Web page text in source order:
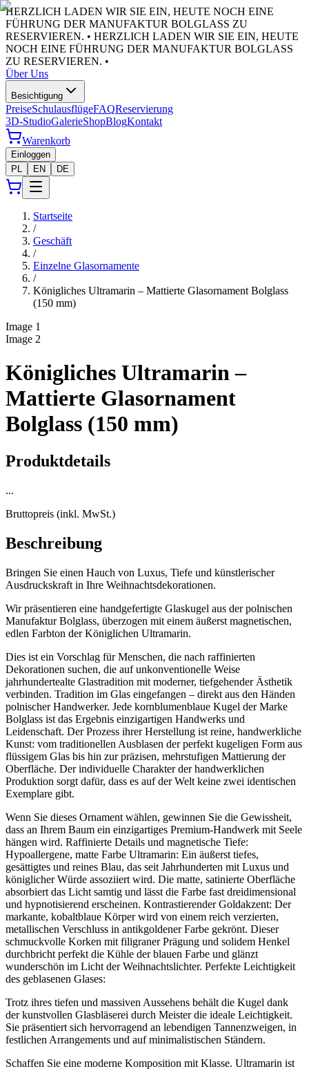
HERZLICH LADEN WIR SIE EIN, HEUTE NOCH EINE
FÜHRUNG DER MANUFAKTUR BOLGLASS ZU
RESERVIEREN. • HERZLICH LADEN WIR SIE EIN, HEUTE
NOCH EINE FÜHRUNG DER MANUFAKTUR BOLGLASS
ZU RESERVIEREN. •
Über Uns
Besichtigung
PreiseSchulausflügeFAQReservierung
3D-StudioGalerieShopBlogKontakt
Warenkorb
Einloggen
PL
EN DE
Startseite
/
Geschäft
/
Einzelne Glasornamente
/
Königliches Ultramarin – Mattierte Glasornament Bolglass
(150 mm)
Image 1
Image 2
Königliches Ultramarin –
Mattierte Glasornament
Bolglass (150 mm)
Produktdetails
...
Bruttopreis (inkl. MwSt.)
Beschreibung
Bringen Sie einen Hauch von Luxus, Tiefe und künstlerischer
Ausdruckskraft in Ihre Weihnachtsdekorationen.
Wir präsentieren eine handgefertigte Glaskugel aus der polnischen
Manufaktur Bolglass, überzogen mit einem äußerst magnetischen,
edlen Farbton der Königlichen Ultramarin.
Dies ist ein Vorschlag für Menschen, die nach raffinierten
Dekorationen suchen, die auf unkonventionelle Weise
jahrhundertealte Glastradition mit moderner, tiefgehender Ästhetik
verbinden. Tradition im Glas eingefangen – direkt aus den Händen
polnischer Handwerker. Jede kornblumenblaue Kugel der Marke
Bolglass ist das Ergebnis einzigartigen Handwerks und
Leidenschaft. Der Prozess ihrer Herstellung ist reine, handwerkliche
Kunst: vom traditionellen Ausblasen der perfekt kugeligen Form aus
flüssigem Glas bis hin zur präzisen, mehrstufigen Mattierung der
Oberfläche. Der individuelle Charakter der handwerklichen
Produktion sorgt dafür, dass es auf der Welt keine zwei identischen
Exemplare gibt.
Wenn Sie dieses Ornament wählen, gewinnen Sie die Gewissheit,
dass an Ihrem Baum ein einzigartiges Premium-Handwerk mit Seele
hängen wird. Raffinierte Details und magnetische Tiefe:
Hypoallergene, matte Farbe Ultramarin: Ein äußerst tiefes,
gesättigtes und reines Blau, das seit Jahrhunderten mit Luxus und
königlicher Würde assoziiert wird. Die matte, satinierte Oberfläche
absorbiert das Licht samtig und lässt die Farbe fast dreidimensional
und hypnotisierend erscheinen. Kontrastierender Goldakzent: Der
markante, kobaltblaue Körper wird von einem reich verzierten,
metallischen Verschluss in antikgoldener Farbe gekrönt. Dieser
schmuckvolle Korken mit filigraner Prägung und solidem Henkel
durchbricht perfekt die Kühle der blauen Farbe und glänzt
wunderschön im Licht der Weihnachtslichter. Perfekte Leichtigkeit
des geblasenen Glases:
Trotz ihres tiefen und massiven Aussehens behält die Kugel dank
der kunstvollen Glasbläserei durch Meister die ideale Leichtigkeit.
Sie präsentiert sich hervorragend an lebendigen Tannenzweigen, in
festlichen Arrangements und auf minimalistischen Ständern.
Schaffen Sie eine moderne Komposition mit Klasse. Ultramarin ist